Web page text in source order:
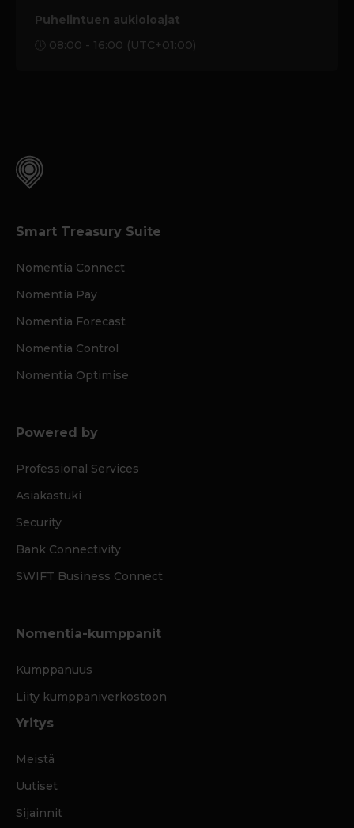
Puhelintuen aukioloajat
🕔 08:00 - 16:00 (UTC+01:00)
Smart Treasury Suite
Nomentia Connect
Nomentia Pay
Nomentia Forecast
Nomentia Control
Nomentia Optimise
Powered by
Professional Services
Asiakastuki
Security
Bank Connectivity
SWIFT Business Connect
Nomentia-kumppanit
Kumppanuus
Liity kumppaniverkostoon
Yritys
Meistä
Uutiset
Sijainnit